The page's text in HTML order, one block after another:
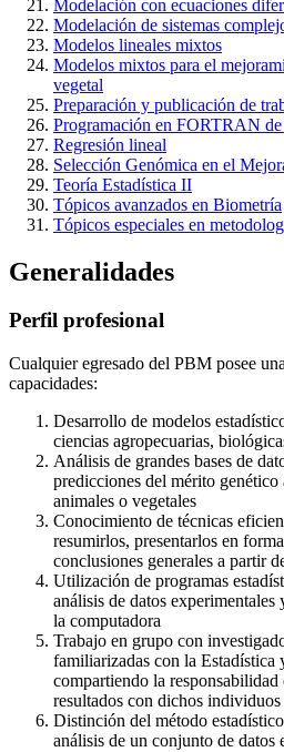
Modelación con ecuaciones
Modelación de sistemas
Modelos lineales mixtos
Modelos mixtos para el
vegetal
Preparación y publicación de
Programación en FORTRAN de
Regresión lineal
Selección Genómica en el
Teoría Estadística II
Tópicos avanzados en Biometría
Tópicos especiales en
Generalidades
Perfil profesional
Cualquier egresado del PBM posee
capacidades:
Desarrollo de modelos
ciencias agropecuarias,
Análisis de grandes bases de
predicciones del mérito
animales o vegetales
Conocimiento de técnicas
resumirlos, presentarlos en
conclusiones generales a partir
Utilización de programas
análisis de datos
la computadora
Trabajo en grupo con
familiarizadas con la
compartiendo la
resultados con dichos individuos
Distinción del método
análisis de un conjunto de datos